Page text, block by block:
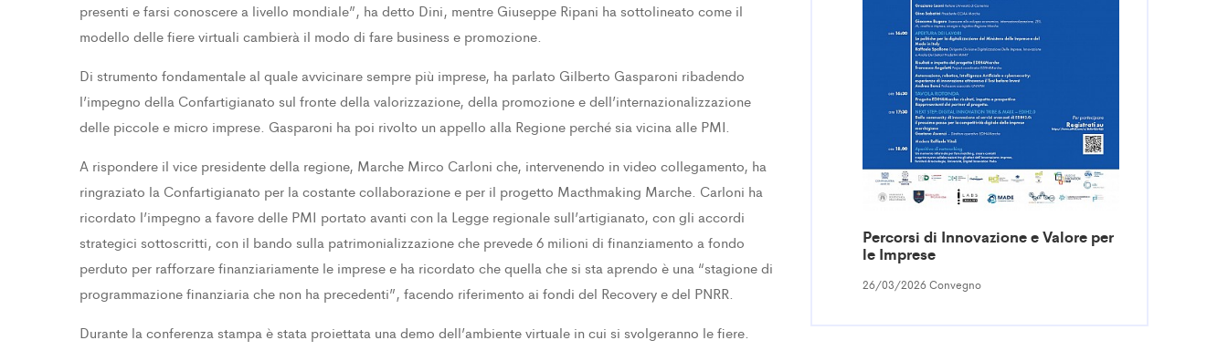
presenti e farsi conoscere a livello mondiale”, ha detto Dini, mentre Giuseppe Ripani ha sottolineato come il
modello delle fiere virtuali cambierà il modo di fare business e promozione.
Di strumento fondamentale al quale avvicinare sempre più imprese, ha parlato Gilberto Gasparoni ribadendo
l’impegno della Confartigianato sul fronte della valorizzazione, della promozione e dell’internazionalizzazione
delle piccole e micro imprese. Gasparoni ha poi rivolto un appello alla Regione perché sia vicina alle PMI.
A rispondere il vice presidente della regione, Marche Mirco Carloni che, intervenendo in video collegamento, ha
ringraziato la Confartigianato per la costante collaborazione e per il progetto Macthmaking Marche. Carloni ha
ricordato l’impegno a favore delle PMI portato avanti con la Legge regionale sull’artigianato, con gli accordi
strategici sottoscritti, con il bando sulla patrimonializzazione che prevede 6 milioni di finanziamento a fondo
perduto per rafforzare finanziariamente le imprese e ha ricordato che quella che si sta aprendo è una “stagione di
programmazione finanziaria che non ha precedenti”, facendo riferimento ai fondi del Recovery e del PNRR.
Durante la conferenza stampa è stata proiettata una demo dell’ambiente virtuale in cui si svolgeranno le fiere.
Percorsi di Innovazione e Valore per
le Imprese
26/03/2026 Convegno